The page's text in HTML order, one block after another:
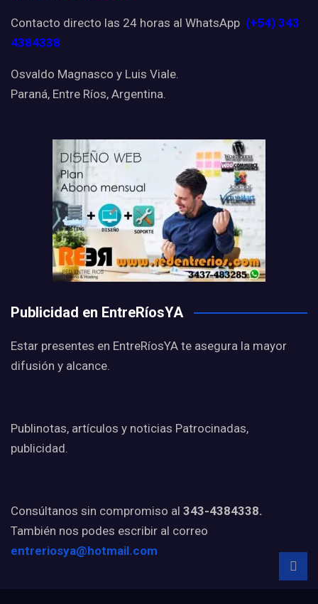
Contacto directo las 24 horas al WhatsApp (+54) 343
4384338
Osvaldo Magnasco y Luis Viale.
Paraná, Entre Ríos, Argentina.
Publicidad en EntreRíosYA
Estar presentes en EntreRíosYA te asegura la mayor
difusión y alcance.
Publinotas, artículos y noticias Patrocinadas,
publicidad.
Consúltanos sin compromiso al 343-4384338.
También nos podes escribir al correo
entreriosya@hotmail.com